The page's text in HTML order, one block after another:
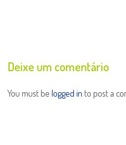
Deixe um comentário
You must be logged in to post a